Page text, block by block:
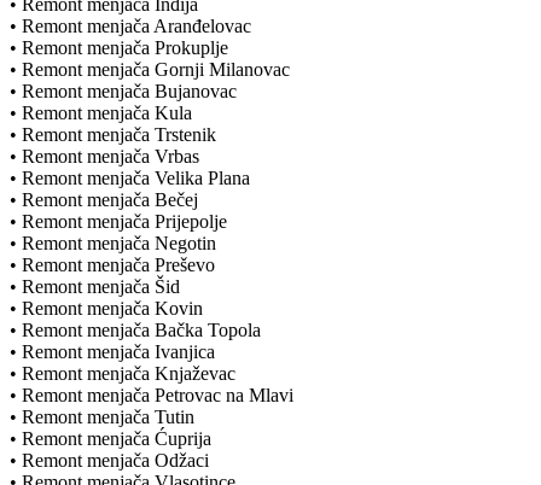
• Remont menjača Inđija
• Remont menjača Aranđelovac
• Remont menjača Prokuplje
• Remont menjača Gornji Milanovac
• Remont menjača Bujanovac
• Remont menjača Kula
• Remont menjača Trstenik
• Remont menjača Vrbas
• Remont menjača Velika Plana
• Remont menjača Bečej
• Remont menjača Prijepolje
• Remont menjača Negotin
• Remont menjača Preševo
• Remont menjača Šid
• Remont menjača Kovin
• Remont menjača Bačka Topola
• Remont menjača Ivanjica
• Remont menjača Knjaževac
• Remont menjača Petrovac na Mlavi
• Remont menjača Tutin
• Remont menjača Ćuprija
• Remont menjača Odžaci